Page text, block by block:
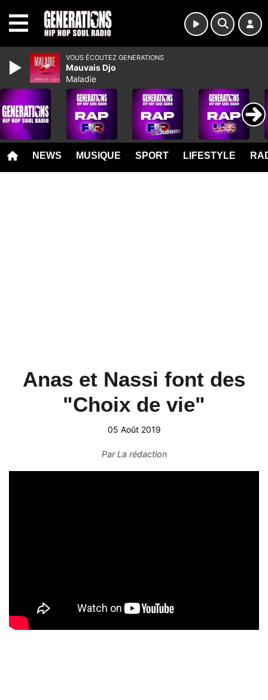
NEWS MUSIQUE SPORT LIFESTYLE
Anas et Nassi font des
"Choix de vie"
05 Août 2019
ParLa rédaction
VOUS ÉCOUTEZ GENERATIONS
Mauvais Djo
Maladie